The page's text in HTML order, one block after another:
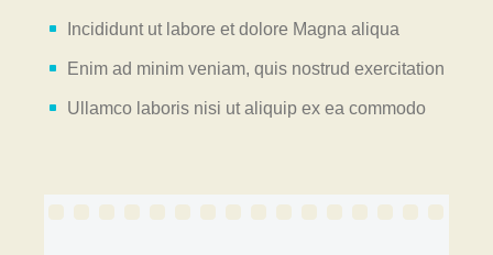
Incididunt ut labore et dolore Magna aliqua
Enim ad minim veniam, quis nostrud exercitation
Ullamco laboris nisi ut aliquip ex ea commodo